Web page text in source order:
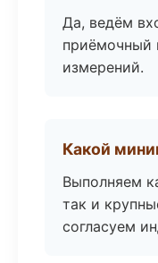
Да, ведём
приёмочный
измерений.
Какой
Выполняем
так и
согласуем